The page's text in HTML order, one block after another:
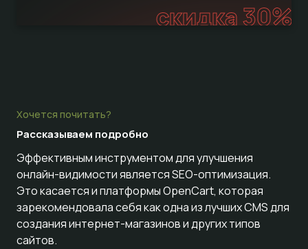
скидка 30%
Хочется почитать?
Рассказываем подробно
Эффективным инструментом для улучшения
онлайн-видимости является SEO-оптимизация.
Это касается и платформы OpenCart, которая
зарекомендовала себя как одна из лучших CMS для
создания интернет-магазинов и других типов
сайтов.